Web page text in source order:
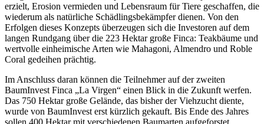
erzielt, Erosion vermieden und Lebensraum für Tiere geschaffen, die
wiederum als natürliche Schädlingsbekämpfer dienen. Von den
Erfolgen dieses Konzepts überzeugen sich die Investoren auf dem
langen Rundgang über die 223 Hektar große Finca: Teakbäume und
wertvolle einheimische Arten wie Mahagoni, Almendro und Roble
Coral gedeihen prächtig.
Im Anschluss daran können die Teilnehmer auf der zweiten
BaumInvest Finca „La Virgen“ einen Blick in die Zukunft werfen.
Das 750 Hektar große Gelände, das bisher der Viehzucht diente,
wurde von BaumInvest erst kürzlich gekauft. Bis Ende des Jahres
sollen 400 Hektar mit verschiedenen Baumarten aufgeforstet